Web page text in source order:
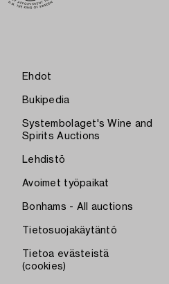
Ehdot
Bukipedia
Systembolaget's Wine and
Spirits Auctions
Lehdistö
Avoimet työpaikat
Bonhams - All auctions
Tietosuojakäytäntö
Tietoa evästeistä
(cookies)